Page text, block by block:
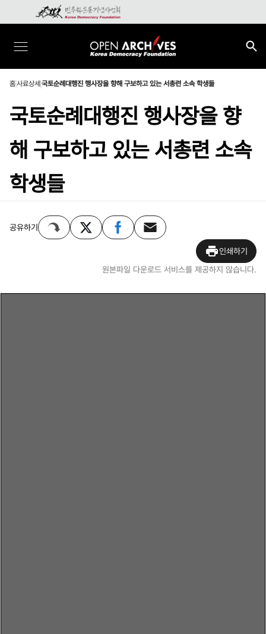
홈사료상세 국토순례대행진 행사장을 향해 구보하고 있는 서총련 소속 학생들
국토순례대행진 행사장을 향
해 구보하고 있는 서총련 소속
학생들
공유하기
인쇄하기
원본파일 다운로드 서비스를 제공하지 않습니다.